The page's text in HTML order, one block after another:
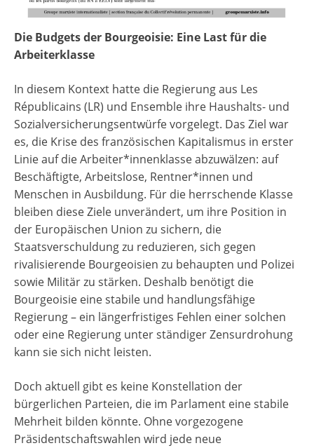
Die Budgets der Bourgeoisie: Eine Last für die
Arbeiterklasse
In diesem Kontext hatte die Regierung aus Les
Républicains (LR) und Ensemble ihre Haushalts- und
Sozialversicherungsentwürfe vorgelegt. Das Ziel war
es, die Krise des französischen Kapitalismus in erster
Linie auf die Arbeiter*innenklasse abzuwälzen: auf
Beschäftigte, Arbeitslose, Rentner*innen und
Menschen in Ausbildung. Für die herrschende Klasse
bleiben diese Ziele unverändert, um ihre Position in
der Europäischen Union zu sichern, die
Staatsverschuldung zu reduzieren, sich gegen
rivalisierende Bourgeoisien zu behaupten und Polizei
sowie Militär zu stärken. Deshalb benötigt die
Bourgeoisie eine stabile und handlungsfähige
Regierung – ein längerfristiges Fehlen einer solchen
oder eine Regierung unter ständiger Zensurdrohung
kann sie sich nicht leisten.
Doch aktuell gibt es keine Konstellation der
bürgerlichen Parteien, die im Parlament eine stabile
Mehrheit bilden könnte. Ohne vorgezogene
Präsidentschaftswahlen wird jede neue